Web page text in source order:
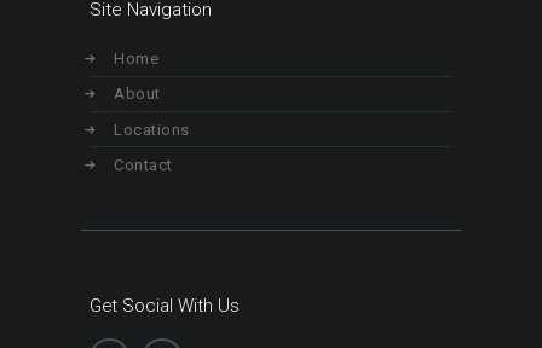
Site Navigation
Home
About
Locations
Contact
Get Social With Us